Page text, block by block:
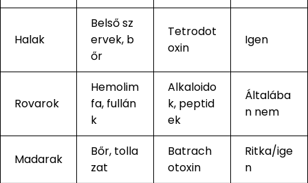
Halak
Belső sz
ervek, b
őr
Tetrodot
oxin
Igen
Rovarok
Hemolim
fa, fullán
k
Alkaloido
k, peptid
ek
Általába
n nem
Madarak
Bőr, tolla
zat
Batrach
otoxin
Ritka/ige
n